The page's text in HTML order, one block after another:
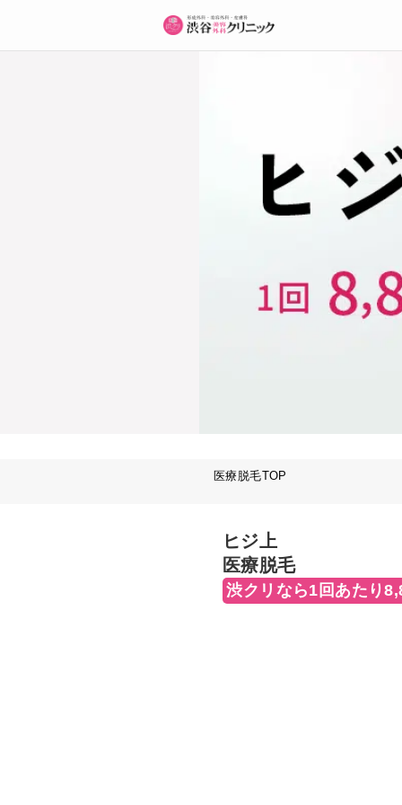
作業用【ヒジ
医療脱毛TOP
ヒジ上
医療脱毛
渋クリなら1回あたり